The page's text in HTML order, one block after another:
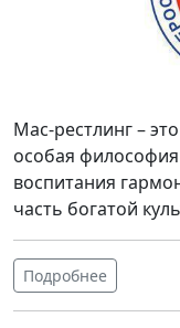
Мас-рестлинг –
особая
воспитания
часть богатой
Подробнее